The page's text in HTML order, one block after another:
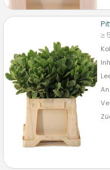
≥
Ve
U moet ingelogd
bitte anmelden